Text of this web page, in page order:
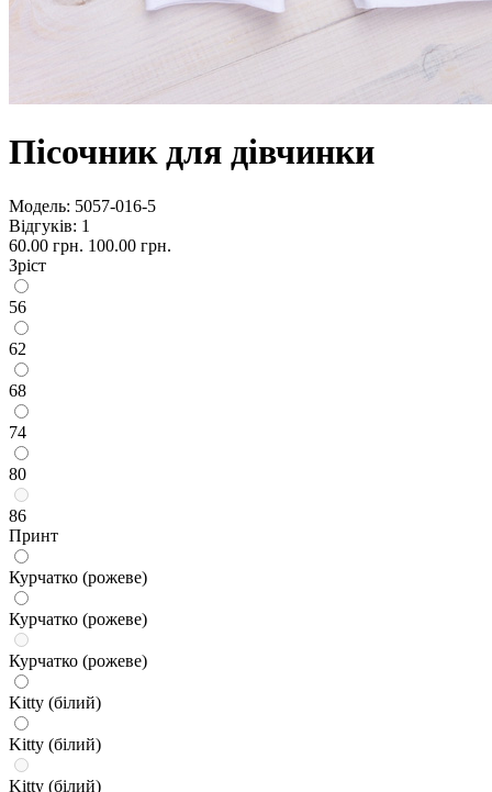
Пісочник для дівчинки
Модель: 5057-016-5
Відгуків: 1
60.00 грн. 100.00 грн.
Зріст
56
62
68
74
80
86
Принт
Курчатко (рожеве)
Курчатко (рожеве)
Курчатко (рожеве)
Kitty (білий)
Kitty (білий)
Kitty (білий)